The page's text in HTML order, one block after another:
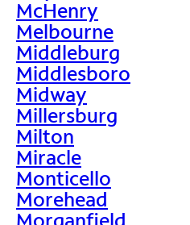
McHenry
Melbourne
Middleburg
Middlesboro
Midway
Millersburg
Milton
Miracle
Monticello
Morehead
Morganfield